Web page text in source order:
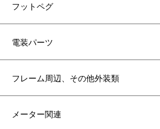
フットペグ
電装パーツ
フレーム周辺、その他外装類
メーター関連